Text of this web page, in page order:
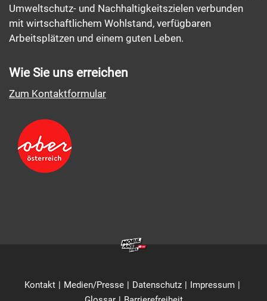
Umweltschutz- und Nachhaltigkeitszielen verbunden
mit wirtschaftlichem Wohlstand, verfügbaren
Arbeitsplätzen und einem guten Leben.
Wie Sie uns erreichen
Zum Kontaktformular
Kontakt Medien/Presse Datenschutz
Impressum